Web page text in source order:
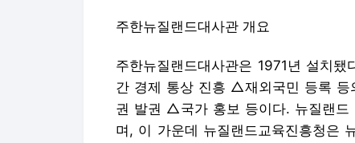
주한뉴질랜드대사관 개요
주한뉴질랜드대사관은 1971년 설치
간 경제 통상 진흥 △재외국민 등록
권 발권 △국가 홍보 등이다. 뉴질랜드
며, 이 가운데 뉴질랜드교육진흥청은